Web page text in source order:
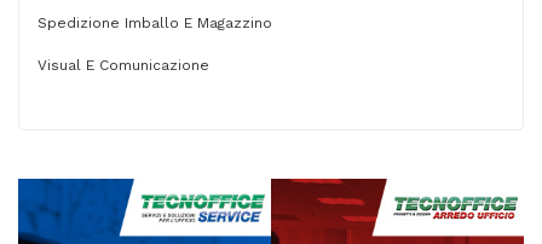
Spedizione Imballo E Magazzino
Visual E Comunicazione